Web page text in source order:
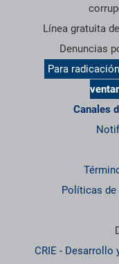
Línea gratuita
Denuncias
Para
Canales
Políticas de
CRIE - Desarrollo